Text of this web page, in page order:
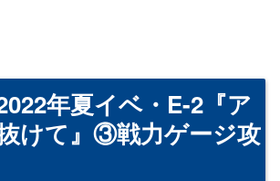
年夏イベ・E-2『ア
けて』③戦力ゲージ攻